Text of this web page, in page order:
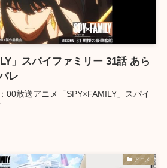
」スパイファミリー 31話 あら
レ
00放送アニメ「SPY×FAMILY」スパイ
アニメ